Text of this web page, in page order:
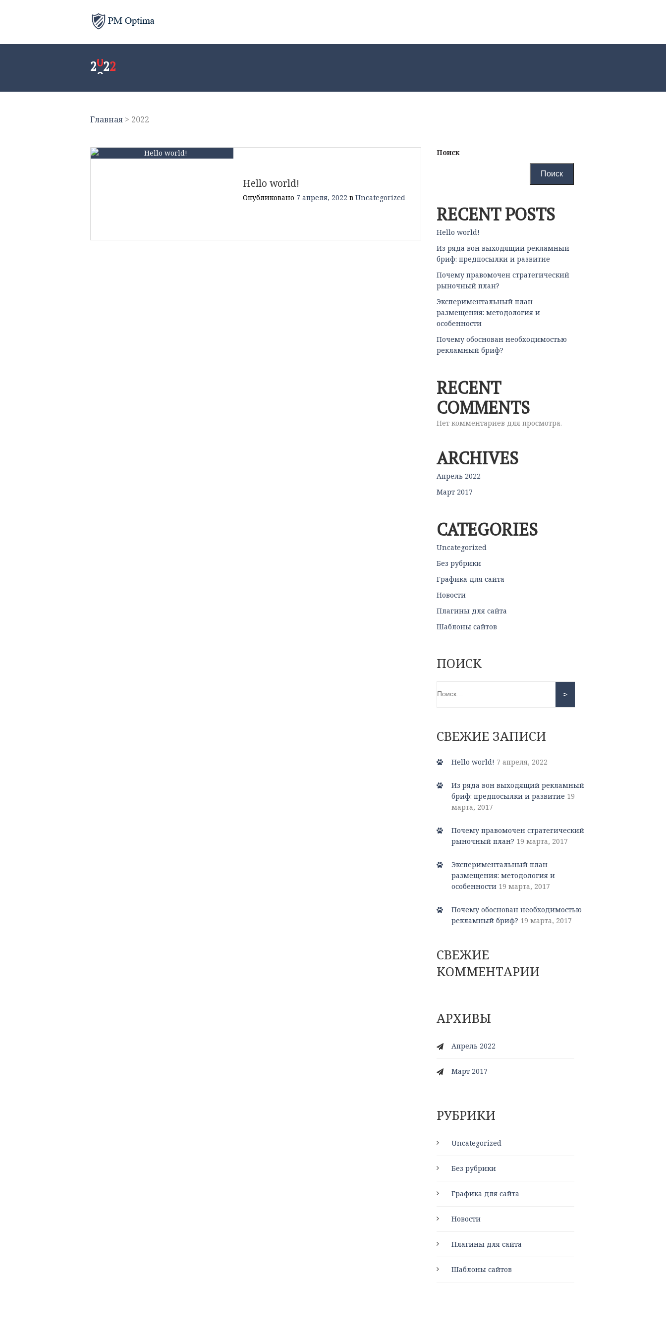
2022
Главная > 2022
Hello world!
Опубликовано 7 апреля, 2022 в Uncategorized
Поиск
Поиск
RECENT POSTS
Hello world!
Из ряда вон выходящий рекламный
бриф: предпосылки и развитие
Почему правомочен стратегический
рыночный план?
Экспериментальный план
размещения: методология и
особенности
Почему обоснован необходимостью
рекламный бриф?
RECENT
COMMENTS
Нет комментариев для просмотра.
ARCHIVES
Апрель 2022
Март 2017
CATEGORIES
Uncategorized
Без рубрики
Графика для сайта
Новости
Плагины для сайта
Шаблоны сайтов
ПОИСК
СВЕЖИЕ ЗАПИСИ
Hello world! 7 апреля, 2022
Из ряда вон выходящий рекламный
бриф: предпосылки и развитие 19
марта, 2017
Почему правомочен стратегический
рыночный план? 19 марта, 2017
Экспериментальный план
размещения: методология и
особенности 19 марта, 2017
Почему обоснован необходимостью
рекламный бриф? 19 марта, 2017
СВЕЖИЕ
КОММЕНТАРИИ
АРХИВЫ
Апрель 2022
Март 2017
РУБРИКИ
Uncategorized
Без рубрики
Графика для сайта
Новости
Плагины для сайта
Шаблоны сайтов